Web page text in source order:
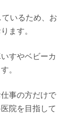
いるため、お
ます。
すやベビーカ
。
事の方だけで
院を目指して